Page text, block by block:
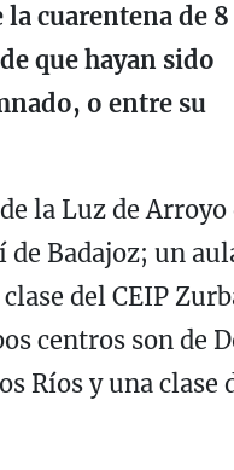
cuarentena de 8
que hayan sido
o entre su
la Luz de Arroyo
Badajoz; un
del CEIP
centros son de
Ríos y una clase